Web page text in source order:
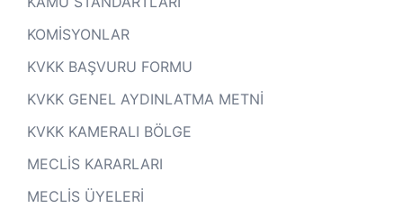
KOMİSYONLAR
KVKK BAŞVURU FORMU
KVKK GENEL AYDINLATMA METNİ
KVKK KAMERALI BÖLGE
MECLİS KARARLARI
MECLİS ÜYELERİ